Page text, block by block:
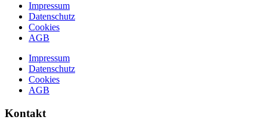
Impressum
Datenschutz
Cookies
AGB
Impressum
Datenschutz
Cookies
AGB
Kontakt